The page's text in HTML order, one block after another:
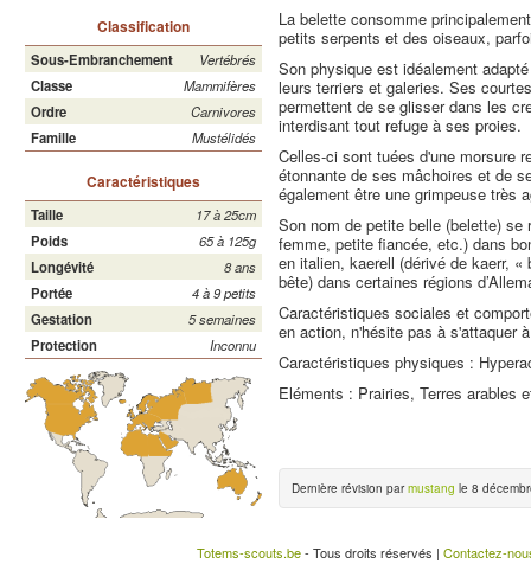
Classification
Sous-Embranchement
Vertébrés
Classe
Mammifères
Ordre
Carnivores
Famille
Mustélidés
Caractéristiques
Taille
17 à 25cm
Poids
65 à 125g
Longévité
8 ans
Portée
4 à 9 petits
Gestation
5 semaines
Protection
Inconnu
La belette consomme
petits serpents et des oiseaux,
Son physique est idéalement
leurs terriers et galeries. Ses
permettent de se glisser dans les
interdisant tout refuge à ses proies.
Celles-ci sont tuées d'une morsure
étonnante de ses mâchoires et de
également être une grimpeuse très
Son nom de petite belle (belette)
femme, petite fiancée, etc.) dans
en italien, kaerell (dérivé de kaerr,
bête) dans certaines régions
Caractéristiques sociales et
en action, n'hésite pas à s'attaquer
Caractéristiques physiques :
Eléments : Prairies, Terres arables
Dernière révision parmustang le 8
Totems-scouts.be- Tous droits réservés | Contactez-